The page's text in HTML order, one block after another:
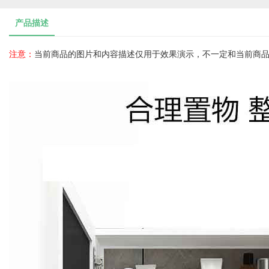
产品描述
注意： 当前商品的图片和内容描述仅用于效果演示，不一定和当前商